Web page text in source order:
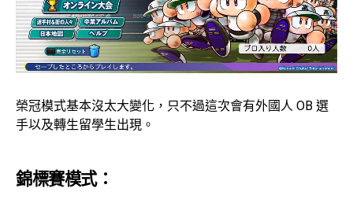
榮冠模式基本沒太大變化，只不過這次會有外國人 OB 選
手以及轉生留學生出現。
錦標賽模式：